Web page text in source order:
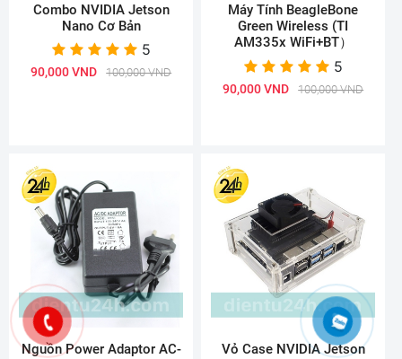
Combo NVIDIA Jetson
Nano Cơ Bản
5
90,000 VND 100,000 VND
Máy Tính BeagleBone
Green Wireless (TI
AM335x WiFi+BT）
5
90,000 VND 100,000 VND
Nguồn Power Adaptor AC-
Vỏ Case NVIDIA Jetson